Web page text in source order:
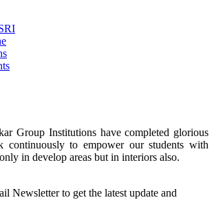
Group Institutions have completed glorious
continuously to empower our students with
in develop areas but in interiors also.
Newsletter to get the latest update and